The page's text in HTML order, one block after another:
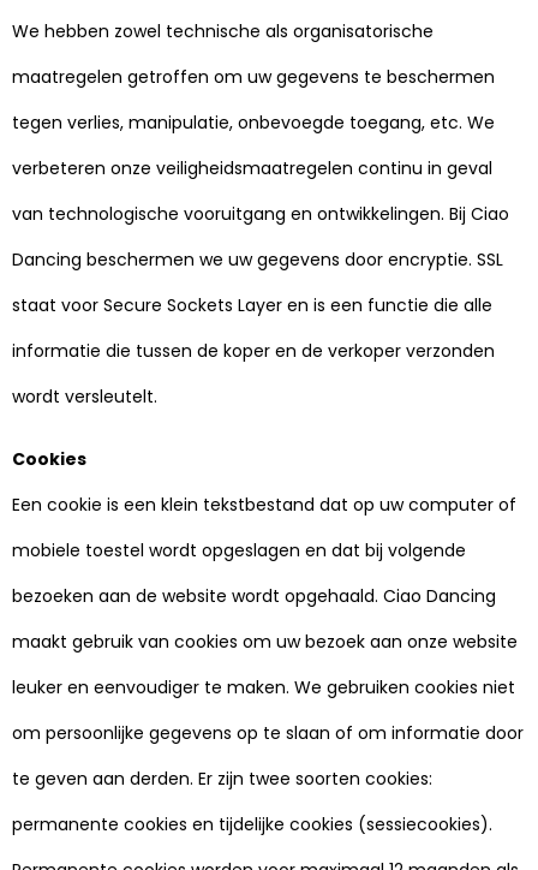
We hebben zowel technische als organisatorische
maatregelen getroffen om uw gegevens te beschermen
tegen verlies, manipulatie, onbevoegde toegang, etc. We
verbeteren onze veiligheidsmaatregelen continu in geval
van technologische vooruitgang en ontwikkelingen. Bij Ciao
Dancing beschermen we uw gegevens door encryptie. SSL
staat voor Secure Sockets Layer en is een functie die alle
informatie die tussen de koper en de verkoper verzonden
wordt versleutelt.
Cookies
Een cookie is een klein tekstbestand dat op uw computer of
mobiele toestel wordt opgeslagen en dat bij volgende
bezoeken aan de website wordt opgehaald. Ciao Dancing
maakt gebruik van cookies om uw bezoek aan onze website
leuker en eenvoudiger te maken. We gebruiken cookies niet
om persoonlijke gegevens op te slaan of om informatie door
te geven aan derden. Er zijn twee soorten cookies:
permanente cookies en tijdelijke cookies (sessiecookies).